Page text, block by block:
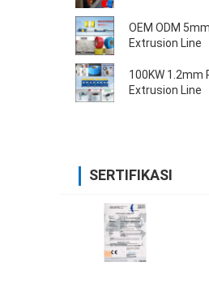
OEM ODM
Extrusion Line
100KW 1.2mm
Extrusion Line
SERTIFIKASI